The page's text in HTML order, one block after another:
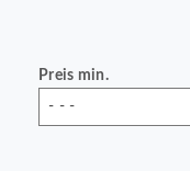
Preis min.
- - -